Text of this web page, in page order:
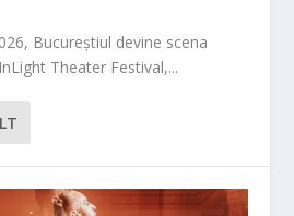
Bucureștiul devine scena
Theater Festival,...